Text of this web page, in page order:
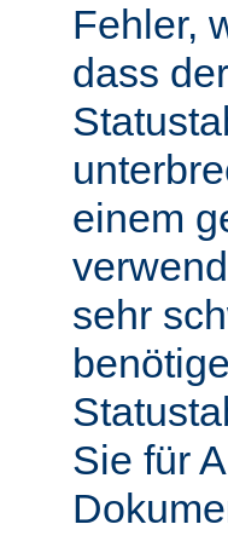
Fehler,
dass
einem
sehr
Sie für